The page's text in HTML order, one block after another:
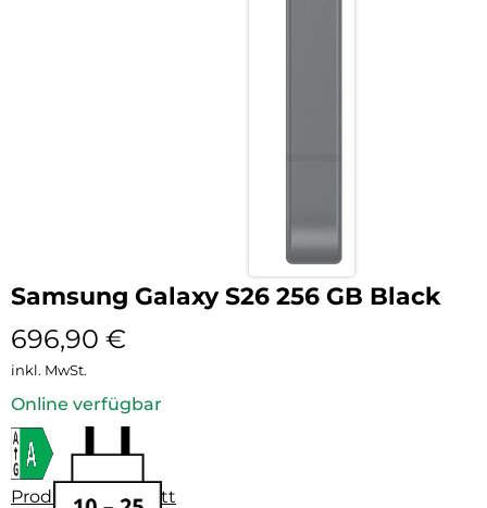
Samsung Galaxy S26 256 GB Black
696,90 €
inkl. MwSt.
Online verfügbar
Produktdatenblatt